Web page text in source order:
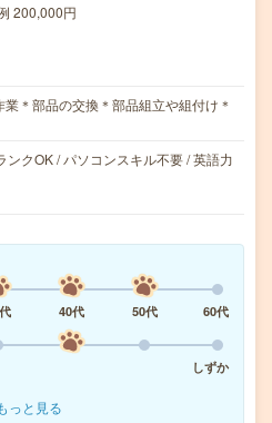
200,000円
業＊部品の交換＊部品組立や組付け＊
ンクOK / パソコンスキル不要 / 英語力
40代 50代
60代
しずか
っと見る